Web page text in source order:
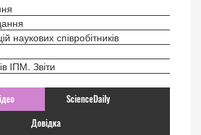
наукових співробітників
ІПМ. Звіти
ScienceDaily
Довідка